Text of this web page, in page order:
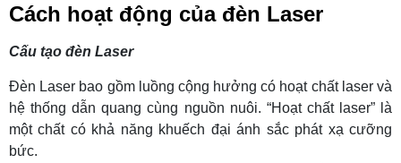
Cách hoạt động của đèn Laser
Cấu tạo đèn Laser
Đèn Laser bao gồm luồng cộng hưởng có hoạt chất laser và
hệ thống dẫn quang cùng nguồn nuôi. “Hoạt chất laser” là
một chất có khả năng khuếch đại ánh sắc phát xạ cưỡng
bức.